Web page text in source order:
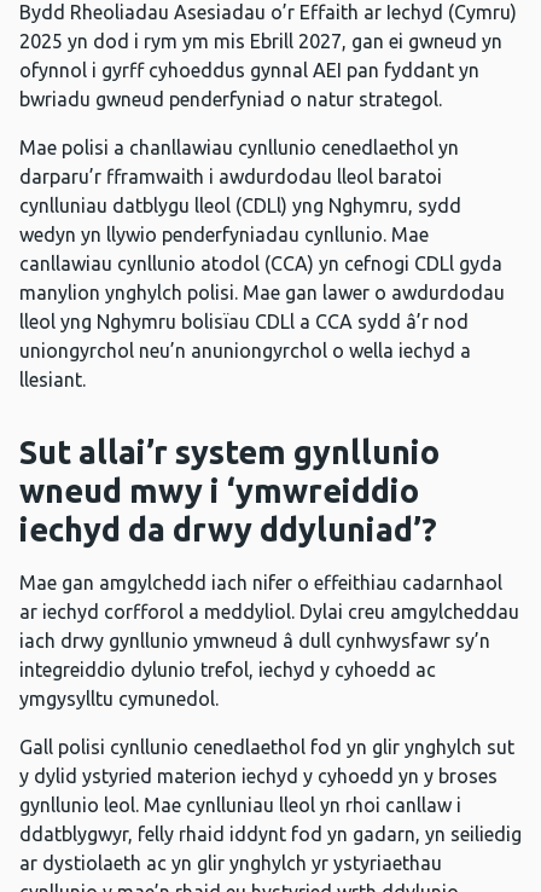
Bydd Rheoliadau Asesiadau o’r Effaith ar Iechyd (Cymru)
2025 yn dod i rym ym mis Ebrill 2027, gan ei gwneud yn
ofynnol i gyrff cyhoeddus gynnal AEI pan fyddant yn
bwriadu gwneud penderfyniad o natur strategol.
Mae polisi a chanllawiau cynllunio cenedlaethol yn
darparu’r fframwaith i awdurdodau lleol baratoi
cynlluniau datblygu lleol (CDLl) yng Nghymru, sydd
wedyn yn llywio penderfyniadau cynllunio. Mae
canllawiau cynllunio atodol (CCA) yn cefnogi CDLl gyda
manylion ynghylch polisi. Mae gan lawer o awdurdodau
lleol yng Nghymru bolisïau CDLl a CCA sydd â’r nod
uniongyrchol neu’n anuniongyrchol o wella iechyd a
llesiant.
Sut allai’r system gynllunio
wneud mwy i ‘ymwreiddio
iechyd da drwy ddyluniad’?
Mae gan amgylchedd iach nifer o effeithiau cadarnhaol
ar iechyd corfforol a meddyliol. Dylai creu amgylcheddau
iach drwy gynllunio ymwneud â dull cynhwysfawr sy’n
integreiddio dylunio trefol, iechyd y cyhoedd ac
ymgysylltu cymunedol.
Gall polisi cynllunio cenedlaethol fod yn glir ynghylch sut
y dylid ystyried materion iechyd y cyhoedd yn y broses
gynllunio leol. Mae cynlluniau lleol yn rhoi canllaw i
ddatblygwyr, felly rhaid iddynt fod yn gadarn, yn seiliedig
ar dystiolaeth ac yn glir ynghylch yr ystyriaethau